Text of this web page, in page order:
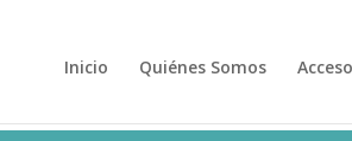
Inicio Quiénes Somos Acceso